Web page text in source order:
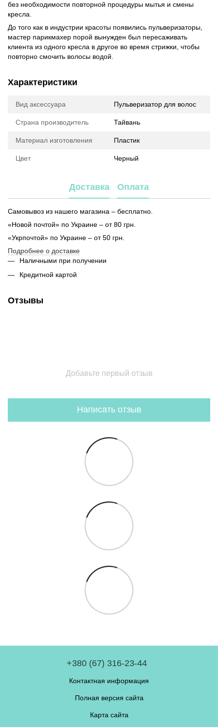
без необходимости повторной процедуры мытья и смены
кресла.
До того как в индустрии красоты появились пульверизаторы,
мастер парикмахер порой вынужден был пересаживать
клиента из одного кресла в другое во время стрижки, чтобы
повторно смочить волосы водой.
Характеристики
Вид аксессуара Пульверизатор для волос
Страна производитель Тайвань
Материал изготовления Пластик
Цвет Черный
Доставка Оплата
Самовывоз из нашего магазина – бесплатно.
«Новой почтой» по Украине – от 80 грн.
«Укрпочтой» по Украине – от 50 грн.
Подробнее о доставке
Наличными при получении
Кредитной картой
Отзывы
Добавьте первый отзыв
Написать отзыв
+380 (67) 316-23-44
Контактная информация
Полная версия сайта
Карта сайта